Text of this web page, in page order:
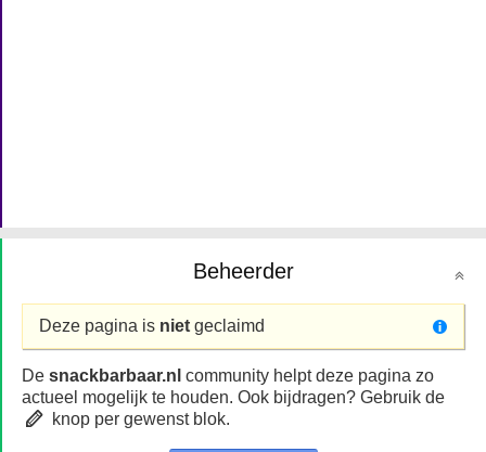
Beheerder
Deze pagina is niet geclaimd
De snackbarbaar.nl community helpt deze pagina zo
actueel mogelijk te houden. Ook bijdragen? Gebruik de
knop per gewenst blok.